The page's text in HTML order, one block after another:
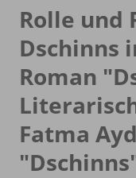
Rolle und
Dschinns
Roman
Fatma